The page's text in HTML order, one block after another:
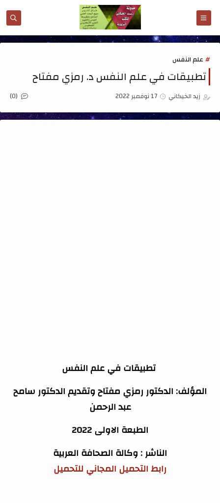
علم النفس
تطبيقات في علم النفس د. رمزي مفتاح
زيد الخيكاني 17 نوفمبر 2022 (0)
تطبيقات في علم النفس
المؤلف: الدكتور رمزي مفتاح وتقديم الدكتور سامح
عبد الرحمن
الطبعة الاولى 2022
الناشر : وكالة الصحافة العربية
رابط التحميل المجاني للتحميل